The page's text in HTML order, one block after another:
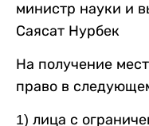
министр науки и
Саясат Нурбек
На получение
право в
1) лица с